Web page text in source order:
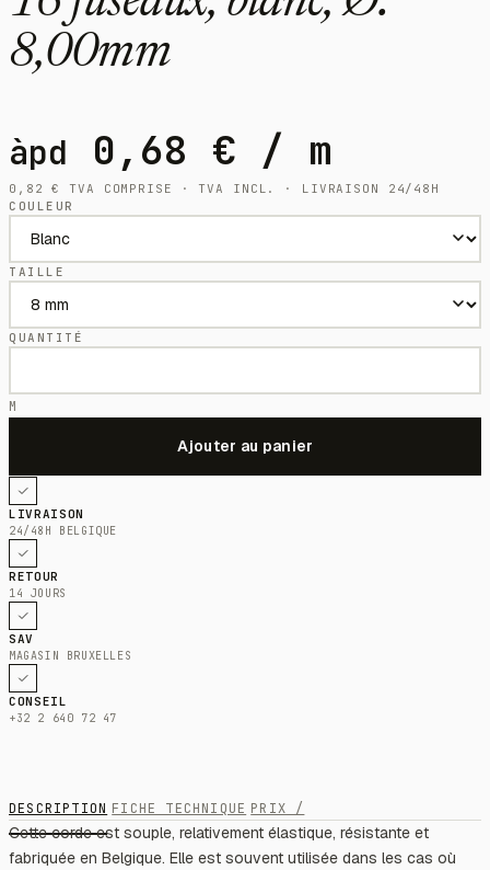
8,00mm
àpd 0,68 € / m
0,82€
TVA COMPRISE · TVA INCL. · LIVRAISON 24/48H
COULEUR
TAILLE
QUANTITÉ
M
LIVRAISON
24/48H BELGIQUE
RETOUR
14 JOURS
SAV
MAGASIN BRUXELLES
CONSEIL
+32 2 640 72 47
DESCRIPTION FICHE TECHNIQUE PRIX /
Cette corde est souple, relativement élastique, résistante et
fabriquée en Belgique. Elle est souvent utilisée dans les cas où